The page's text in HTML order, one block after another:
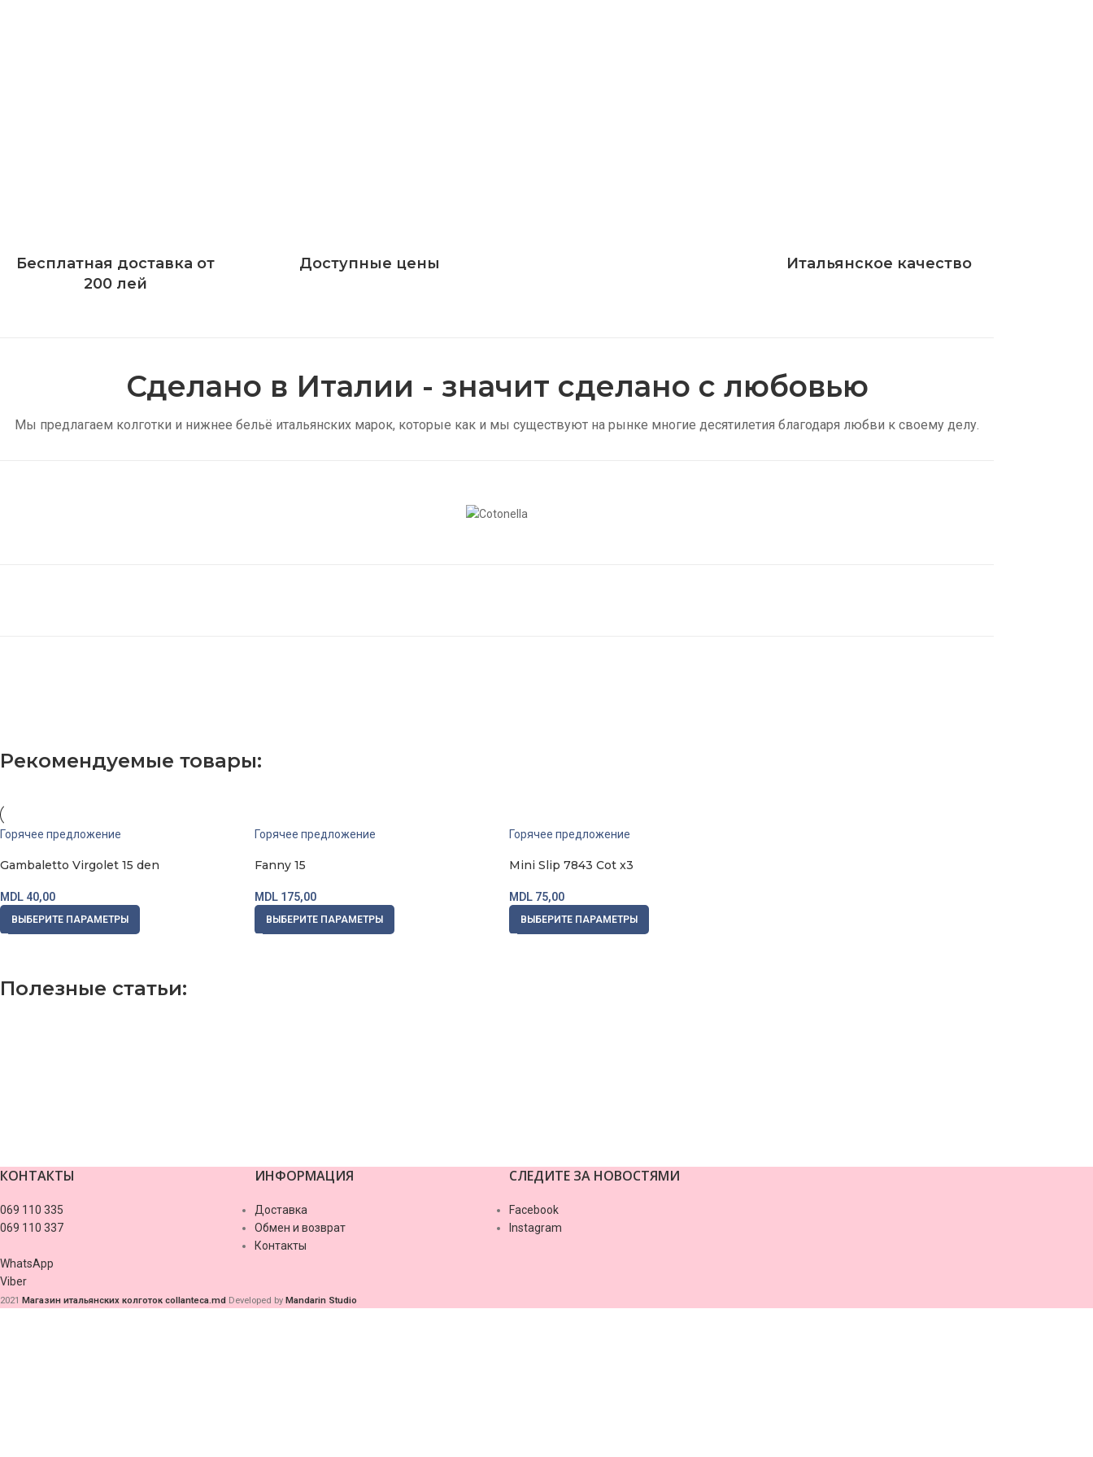
Бесплатная доставка от
200 лей
Доступные цены Итальянское качество
Сделано в Италии - значит сделано с любовью
Мы предлагаем колготки и нижнее бельё итальянских марок, которые как и мы существуют на рынке многие десятилетия благодаря любви к своему делу.
Рекомендуемые товары:
Горячее предложение
Gambaletto Virgolet 15 den
MDL 40,00
ВЫБЕРИТЕ ПАРАМЕТРЫ
Горячее предложение
Fanny 15
MDL 175,00
ВЫБЕРИТЕ ПАРАМЕТРЫ
Горячее предложение
Mini Slip 7843 Cot x3
MDL 75,00
ВЫБЕРИТЕ ПАРАМЕТРЫ
Полезные статьи:
valor casino
КОНТАКТЫ
069 110 335
069 110 337
WhatsApp
Viber
ИНФОРМАЦИЯ
Доставка
Обмен и возврат
Контакты
СЛЕДИТЕ ЗА НОВОСТЯМИ
Facebook
Instagram
2021 Магазин итальянских колготок collanteca.md Developed by Mandarin Studio